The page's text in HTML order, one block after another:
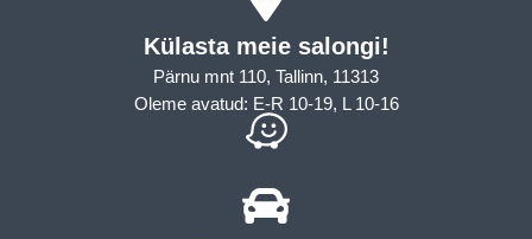
Külasta meie salongi!
Pärnu mnt 110, Tallinn, 11313
Oleme avatud: E-R 10-19, L 10-16